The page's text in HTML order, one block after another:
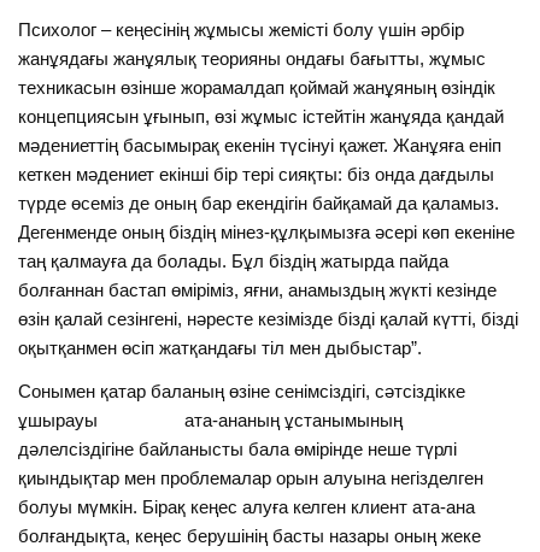
Психолог – кеңесінің жұмысы жемісті болу үшін әрбір
жанұядағы жанұялық теорияны ондағы бағытты, жұмыс
техникасын өзінше жорамалдап қоймай жанұяның өзіндік
концепциясын ұғынып, өзі жұмыс істейтін жанұяда қандай
мәдениеттің басымырақ екенін түсінуі қажет. Жанұяға еніп
кеткен мәдениет екінші бір тері сияқты: біз онда дағдылы
түрде өсеміз де оның бар екендігін байқамай да қаламыз.
Дегенменде оның біздің мінез-құлқымызға әсері көп екеніне
таң қалмауға да болады. Бұл біздің жатырда пайда
болғаннан бастап өміріміз, яғни, анамыздың жүкті кезінде
өзін қалай сезінгені, нәресте кезімізде бізді қалай күтті, бізді
оқытқанмен өсіп жатқандағы тіл мен дыбыстар”.
Сонымен қатар баланың өзіне сенімсіздігі, сәтсіздікке
ұшырауы ата-ананың ұстанымының
дәлелсіздігіне байланысты бала өмірінде неше түрлі
қиындықтар мен проблемалар орын алуына негізделген
болуы мүмкін. Бірақ кеңес алуға келген клиент ата-ана
болғандықта, кеңес берушінің басты назары оның жеке